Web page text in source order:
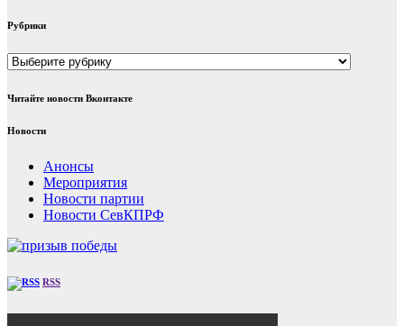
Рубрики
Рубрики
Читайте новости Вконтакте
Новости
Анонсы
Мероприятия
Новости партии
Новости СевКПРФ
RSS